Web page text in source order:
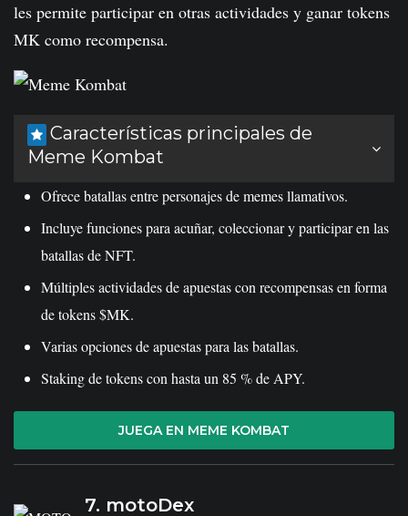
les permite participar en otras actividades y ganar tokens
MK como recompensa.
Características principales de
Meme Kombat
Ofrece batallas entre personajes de memes llamativos.
Incluye funciones para acuñar, coleccionar y participar en las
batallas de NFT.
Múltiples actividades de apuestas con recompensas en forma
de tokens $MK.
Varias opciones de apuestas para las batallas.
Staking de tokens con hasta un 85 % de APY.
JUEGA EN MEME KOMBAT
7. motoDex